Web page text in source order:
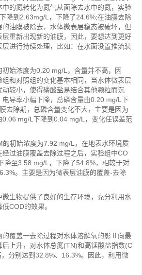
的氮转化为氮气从面除去水中的氮，实验
降到2.63mg/L，下降了24.6%;在油膜去除
油膜被除去，水体微表层稳态被破坏，但
重新出现新的油膜，因此，要想达到更好
进行持续处理，比如：在水面没置推流装
始浓度为0.20 mg/L，含量并不高，因
和对照组的变化基本相同，当水体微表层
较小，使得磷酸盐易结合其他颗粒而沉
导率小幅下降，总磷含量由0.20 mg/L下
去除期，总磷含量变化不大，主要是因为
0.06 mg/L下降到0.04 mg/L，变化任误差范
初始浓度为7.92 mg/L，在地表水环境质
过油膜覆盖去除过程之后，实验组中CO
降至3.58 mg/L，下降了54.8%，相较于对
。主要是因为微表层油膜的覆盖-去除
物提供了良好的生存环境，充分利用水
COD的效果。
覆盖一去除过程对水体溶解氧的影Ⅱ向最
后上升，对水体总氮(TN)和高锰酸盐指数(C
分别达到32.8%、16.3%。因此，利用微